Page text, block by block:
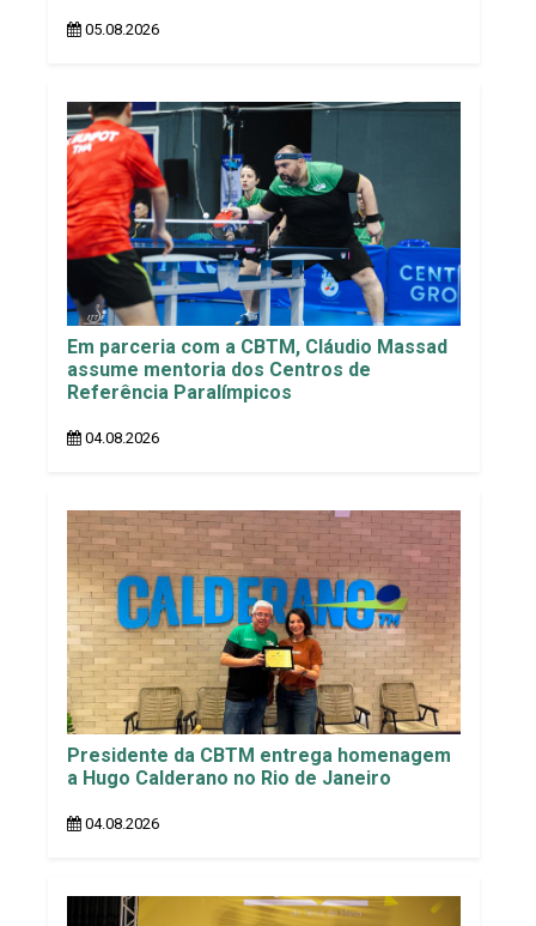
05.08.2026
Em parceria com a CBTM, Cláudio Massad
assume mentoria dos Centros de
Referência Paralímpicos
04.08.2026
Presidente da CBTM entrega homenagem
a Hugo Calderano no Rio de Janeiro
04.08.2026